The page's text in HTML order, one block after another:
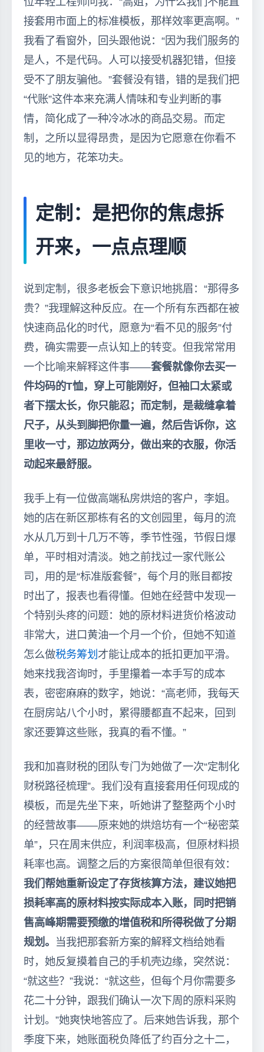
接套用市面上的标准模板，那样效率更高啊。”
我看了看窗外，回头跟他说：“因为我们服务的
是人，不是代码。人可以接受机器犯错，但接
受不了朋友骗他。”套餐没有错，错的是我们把
“代账”这件本来充满人情味和专业判断的事
情，简化成了一种冷冰冰的商品交易。而定
制，之所以显得昂贵，是因为它愿意在你看不
见的地方，花笨功夫。
定制：是把你的焦虑拆
开来，一点点理顺
说到定制，很多老板会下意识地挑眉：“那得多
贵？”我理解这种反应。在一个所有东西都在被
快速商品化的时代，愿意为“看不见的服务”付
费，确实需要一点认知上的转变。但我常常用
一个比喻来解释这件事——套餐就像你去买一
件均码的T恤，穿上可能刚好，但袖口太紧或
者下摆太长，你只能忍；而定制，是裁缝拿着
尺子，从头到脚把你量一遍，然后告诉你，这
里收一寸，那边放两分，做出来的衣服，你活
动起来最舒服。
我手上有一位做高端私房烘焙的客户，李姐。
她的店在新区那栋有名的文创园里，每月的流
水从几万到十几万不等，季节性强，节假日爆
单，平时相对清淡。她之前找过一家代账公
司，用的是“标准版套餐”，每个月的账目都按
时出了，报表也看得懂。但她在经营中发现一
个特别头疼的问题：她的原材料进货价格波动
非常大，进口黄油一个月一个价，但她不知道
怎么做税务筹划 才能让成本的抵扣更加平滑。
她来找我咨询时，手里攥着一本手写的成本
表，密密麻麻的数字，她说：“高老师，我每天
在厨房站八个小时，累得腰都直不起来，回到
家还要算这些账，我真的看不懂。”
我和加喜财税的团队专门为她做了一次“定制化
财税路径梳理”。我们没有直接套用任何现成的
模板，而是先坐下来，听她讲了整整两个小时
的经营故事——原来她的烘焙坊有一个“秘密菜
单”，只在周末供应，利润率极高，但原材料损
耗率也高。调整之后的方案很简单但很有效：
我们帮她重新设定了存货核算方法，建议她把
损耗率高的原材料按实际成本入账，同时把销
售高峰期需要预缴的增值税和所得税做了分期
规划。 当我把那套新方案的解释文档给她看
时，她反复摸着自己的手机壳边缘，突然说：
“就这些？”我说：“就这些，但每个月你需要多
花二十分钟，跟我们确认一次下周的原料采购
计划。”她爽快地答应了。后来她告诉我，那个
季度下来，她账面税负降低了约百分之十二，